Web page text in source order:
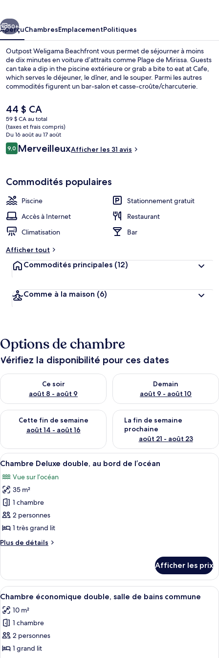
Suivant
50+
AperçuChambresEmplacementPolitiques
Outpost Weligama Beachfront vous permet de séjourner à moins
de dix minutes en voiture d’attraits comme Plage de Mirissa. Guests
can take a dip in the piscine extérieure or grab a bite to eat at Cafe,
which serves le déjeuner, le dîner, and le souper. Parmi les autres
commodités figurent un bar-salon et casse-croûte/charcuterie.
Le
prix
actuel
est
de 44 $ CA
44 $ CA
59 $ CA au total
(taxes et frais compris)
Du 16 août au 17 août
Avis
9,09,0 sur 10 –
MerveilleuxAfficher les 31 avis
Commodités populaires
Piscine
Stationnement gratuit
Accès à Internet
Restaurant
Climatisation
Bar
Afficher tout
Commodités principales (12)
Comme à la maison (6)
Options de chambre
Vérifiez la disponibilité pour ces dates
Ce soir
août 8 - août 9
Vérifier la disponibilité pour ce soir août 8 - août 9
Demain
août 9 - août 10
Vérifier la disponibilité pour
Cette fin de semaine
août 14 - août 16
Vérifier la disponibilité pour cette fin de semaine août 14 -
La fin de semaine
prochaine
août 21 - août 23
Vérifier la disponibilité pour
Afficher
toutes
les
photos
pour
ce
type
chambre :
double,
au
bord
de
l’océan
Une chambre à coucher avec un lit,
8
Chambre Deluxe double, au bord de l’océan
Vue sur l’océan
35 m²
1 chambre
2 personnes
1 très grand lit
Plus de détails
Plus
Chambre
Deluxe
double,
bord
de
l’océan
Afficher les prix
Afficher
toutes
les
photos
pour
ce
Une chambre à coucher
5
Chambre économique double, salle de bains commune
10 m²
1 chambre
2 personnes
1 grand lit